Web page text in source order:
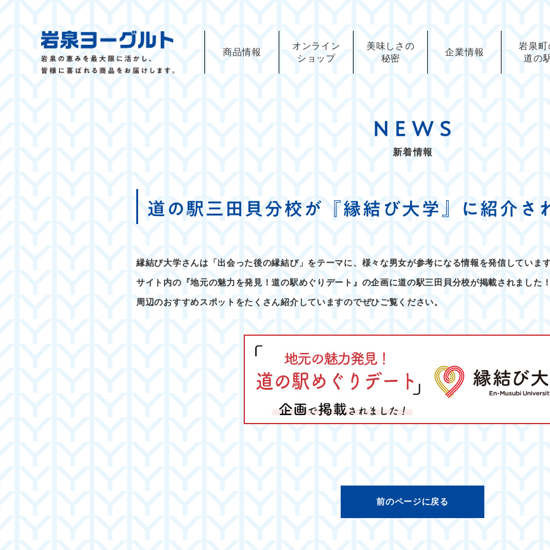
商品情報
オンライン
ショップ
乳製品･スキンケア
美味しさの
秘密
企業情報
岩泉町
道の
NEWS
新着情報
道の駅三田貝分校が『縁結び大学』に紹介さ
縁結び大学さんは「出会った後の縁結び」をテーマに、様々な男女が参考になる情報を発信していま
サイト内の『地元の魅力を発見！道の駅めぐりデート』の企画に道の駅三田貝分校が掲載されました
周辺のおすすめスポットをたくさん紹介していますのでぜひご覧ください。
前のページに戻る